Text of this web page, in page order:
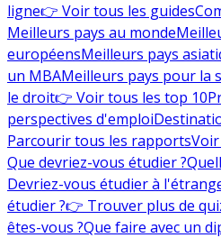
ligne👉 Voir tous les guides
Meilleurs pays au monde
européensMeilleurs pays
un MBAMeilleurs pays pour la
le droit👉 Voir tous les top 10
perspectives d'emploi
Parcourir tous les rapports
Que devriez-vous étudier ?
Devriez-vous étudier à
étudier ?👉 Trouver plus de
êtes-vous ?Que faire avec un